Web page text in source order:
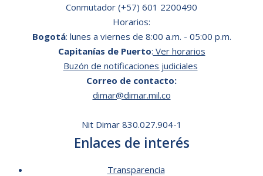
Conmutador (+57) 601 2200490
Horarios:
Bogotá: lunes a viernes de 8:00 a.m. - 05:00 p.m.
Capitanías de Puerto: Ver horarios
Buzón de notificaciones judiciales
Correo de contacto:
dimar@dimar.mil.co
Nit Dimar 830.027.904-1
Enlaces de interés
Transparencia